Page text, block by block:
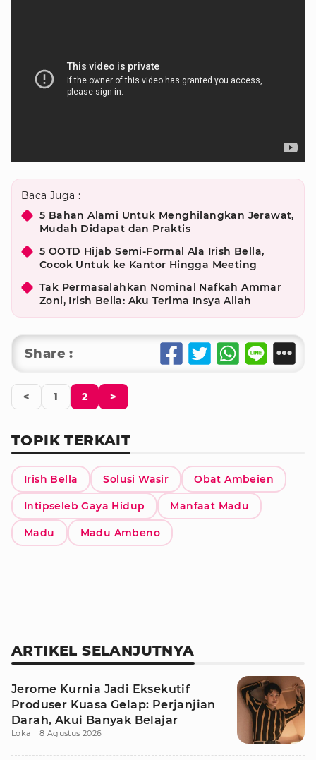
Baca Juga :
5 Bahan Alami Untuk Menghilangkan Jerawat,
Mudah Didapat dan Praktis
5 OOTD Hijab Semi-Formal Ala Irish Bella,
Cocok Untuk ke Kantor Hingga Meeting
Tak Permasalahkan Nominal Nafkah Ammar
Zoni, Irish Bella: Aku Terima Insya Allah
Share :
< 1 2 >
TOPIK TERKAIT
Irish Bella Solusi Wasir Obat Ambeien
Intipseleb Gaya Hidup Manfaat Madu
Madu Madu Ambeno
ARTIKEL SELANJUTNYA
Jerome Kurnia Jadi Eksekutif
Produser Kuasa Gelap: Perjanjian
Darah, Akui Banyak Belajar
Lokal 8 Agustus 2026